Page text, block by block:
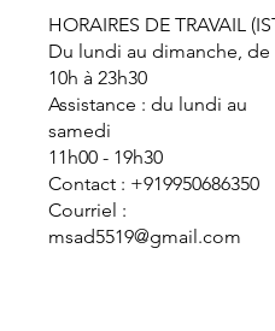
HORAIRES DE TRAVAIL
Du lundi au dimanche, de
10h à 23h30
Assistance : du lundi au
samedi
11h00 - 19h30
Contact : +919950686350
Courriel :
msad5519@gmail.com